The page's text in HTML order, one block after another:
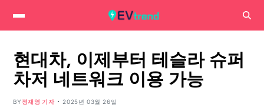
현대차, 이제부터 테슬라 슈퍼
차저 네트워크 이용 가능
BY 정재영 기자 2025년 03월 26일